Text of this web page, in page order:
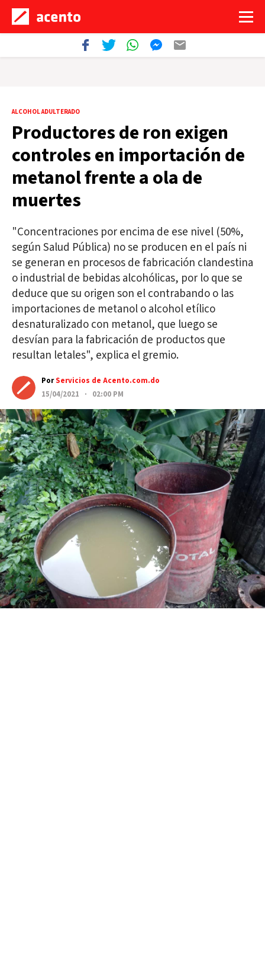
ALCOHOL ADULTERADO
Productores de ron exigen
controles en importación de
metanol frente a ola de
muertes
"Concentraciones por encima de ese nivel (50%,
según Salud Pública) no se producen en el país ni
se generan en procesos de fabricación clandestina
o industrial de bebidas alcohólicas, por lo que se
deduce que su origen son el contrabando o las
importaciones de metanol o alcohol etílico
desnaturalizado con metanol, que luego se
desvían para la fabricación de productos que
resultan letales", explica el gremio.
PorServicios de Acento.com.do
15/04/2021 · 02:00 PM